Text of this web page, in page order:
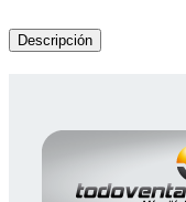
Descripción